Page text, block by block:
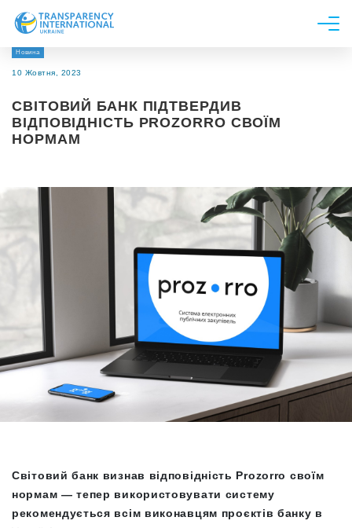
Про нас
Дослідження
Напрями роботи
Новина
10 Жовтня, 2023
СВІТОВИЙ БАНК ПІДТВЕРДИВ
ВІДПОВІДНІСТЬ PROZORRO СВОЇМ
НОРМАМ
Світовий банк визнав відповідність Prozorro своїм
нормам — тепер використовувати систему
рекомендується всім виконавцям проєктів банку в